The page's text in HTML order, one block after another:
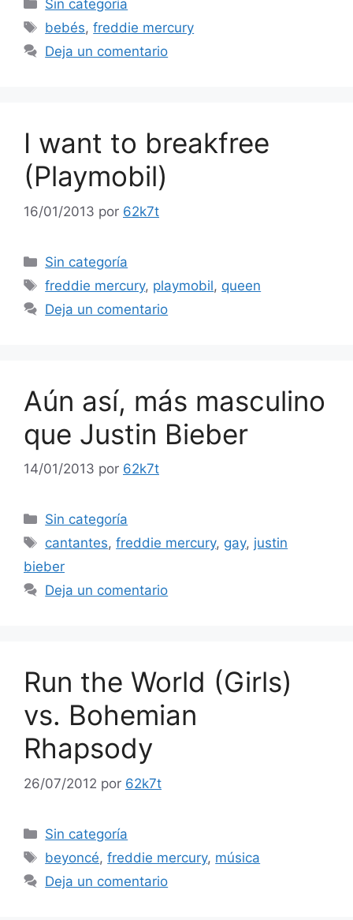
Sin categoría
Etiquetas
bebés,freddie mercury
Deja un comentario
I want to breakfree
(Playmobil)
16/01/2013 por 62k7t
Categorías
Sin categoría
Etiquetas
freddie mercury, playmobil, queen
Deja un comentario
Aún así, más masculino
que Justin Bieber
14/01/2013 por 62k7t
Categorías
Sin categoría
Etiquetas
cantantes,freddie mercury, gay, justin
bieber
Deja un comentario
Run the World (Girls)
vs. Bohemian
Rhapsody
26/07/2012 por 62k7t
Categorías
Sin categoría
Etiquetas
beyoncé,freddie mercury, música
Deja un comentario